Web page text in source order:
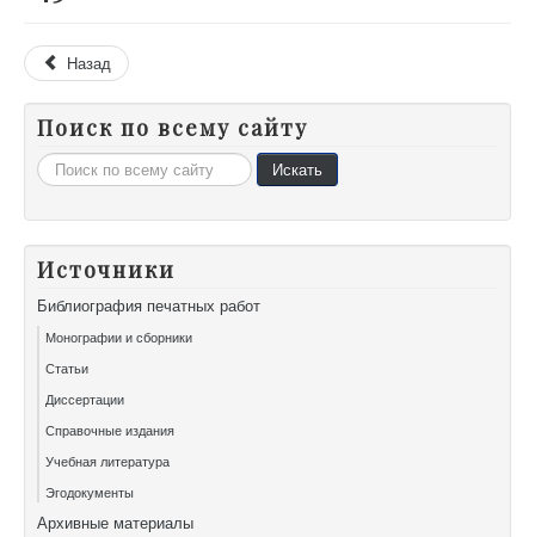
Назад
Поиск по всему сайту
Искать... Искать
Источники
Библиография печатных работ
Монографии и сборники
Статьи
Диссертации
Справочные издания
Учебная литература
Эгодокументы
Архивные материалы